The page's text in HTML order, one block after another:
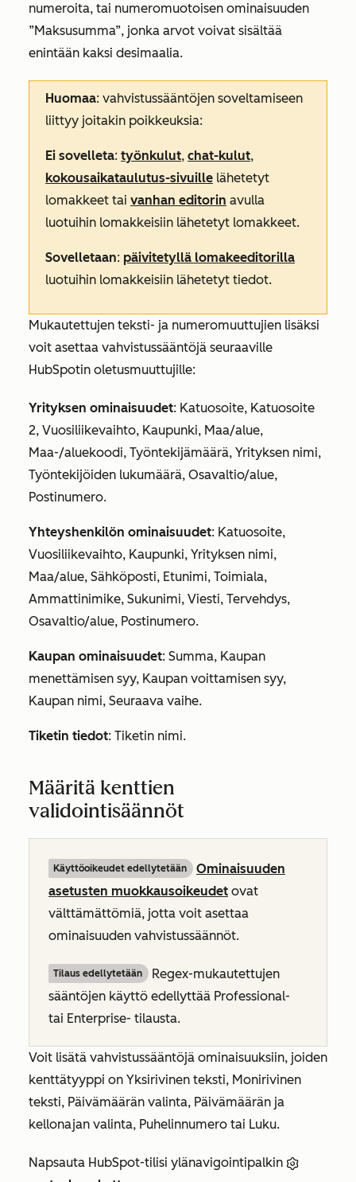
numeroita, tai numeromuotoisen ominaisuuden
”Maksusumma”, jonka arvot voivat sisältää
enintään kaksi desimaalia.
Huomaa: vahvistussääntöjen soveltamiseen
liittyy joitakin poikkeuksia:
Ei sovelleta: työnkulut, chat-kulut,
kokousaikataulutus-sivuille lähetetyt
lomakkeet tai vanhan editorin avulla
luotuihin lomakkeisiin lähetetyt lomakkeet.
Sovelletaan: päivitetyllä lomakeeditorilla
luotuihin lomakkeisiin lähetetyt tiedot.
Mukautettujen teksti- ja numeromuuttujien lisäksi
voit asettaa vahvistussääntöjä seuraaville
HubSpotin oletusmuuttujille:
Yrityksen ominaisuudet: Katuosoite, Katuosoite
2, Vuosiliikevaihto, Kaupunki, Maa/alue,
Maa-/aluekoodi, Työntekijämäärä, Yrityksen nimi,
Työntekijöiden lukumäärä, Osavaltio/alue,
Postinumero.
Yhteyshenkilön ominaisuudet: Katuosoite,
Vuosiliikevaihto, Kaupunki, Yrityksen nimi,
Maa/alue, Sähköposti, Etunimi, Toimiala,
Ammattinimike, Sukunimi, Viesti, Tervehdys,
Osavaltio/alue, Postinumero.
Kaupan ominaisuudet: Summa, Kaupan
menettämisen syy, Kaupan voittamisen syy,
Kaupan nimi, Seuraava vaihe.
Tiketin tiedot: Tiketin nimi.
Määritä kenttien
validointisäännöt
Käyttöoikeudet edellytetään
Ominaisuuden
asetusten muokkausoikeudet ovat
välttämättömiä, jotta voit asettaa
ominaisuuden vahvistussäännöt.
Tilaus edellytetään
Regex-mukautettujen
sääntöjen käyttö edellyttää Professional-
tai Enterprise- tilausta.
Voit lisätä vahvistussääntöjä ominaisuuksiin, joiden
kenttätyyppi on Yksirivinen teksti, Monirivinen
teksti, Päivämäärän valinta, Päivämäärän ja
kellonajan valinta, Puhelinnumero tai Luku.
Napsauta HubSpot-tilisi ylänavigointipalkin